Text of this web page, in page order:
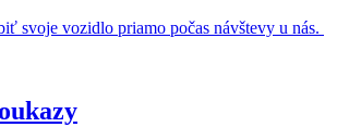
svoje vozidlo priamo počas návštevy u nás.